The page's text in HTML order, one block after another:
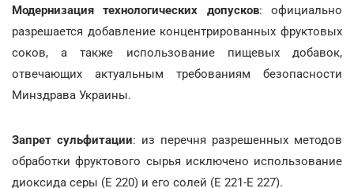
Модернизация технологических допусков: официально
разрешается добавление концентрированных фруктовых
соков, а также использование пищевых добавок,
отвечающих актуальным требованиям безопасности
Минздрава Украины.
Запрет сульфитации: из перечня разрешенных методов
обработки фруктового сырья исключено использование
диоксида серы (Е 220) и его солей (E 221-E 227).